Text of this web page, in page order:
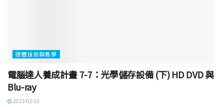
硬體技術與教學
電腦達人養成計畫 7-7：光學儲存設備 (下) HD DVD 與
Blu-ray
2023-02-10